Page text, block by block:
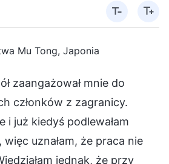
Mu Tong, Japonia
zaangażował mnie do
członków z zagranicy.
i już kiedyś podlewałam
uznałam, że praca nie
jednak, że przy